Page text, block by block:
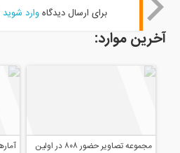
برای ارسال دیدگاهوارد شوید
آخرین موارد: